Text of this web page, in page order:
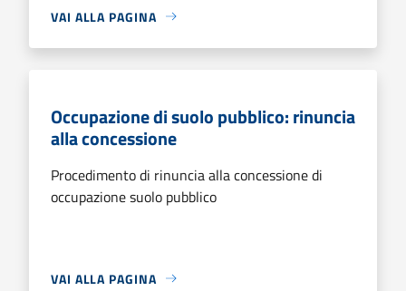
VAI ALLA PAGINA
Occupazione di suolo pubblico: rinuncia
alla concessione
Procedimento di rinuncia alla concessione di
occupazione suolo pubblico
VAI ALLA PAGINA